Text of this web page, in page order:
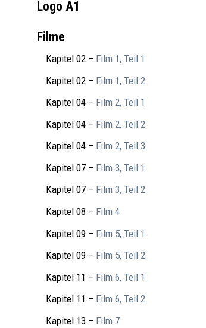
Logo A1
Filme
Kapitel 02 – Film 1, Teil 1
Kapitel 02 – Film 1, Teil 2
Kapitel 04 – Film 2, Teil 1
Kapitel 04 – Film 2, Teil 2
Kapitel 04 – Film 2, Teil 3
Kapitel 07 – Film 3, Teil 1
Kapitel 07 – Film 3, Teil 2
Kapitel 08 – Film 4
Kapitel 09 – Film 5, Teil 1
Kapitel 09 – Film 5, Teil 2
Kapitel 11 – Film 6, Teil 1
Kapitel 11 – Film 6, Teil 2
Kapitel 13 – Film 7